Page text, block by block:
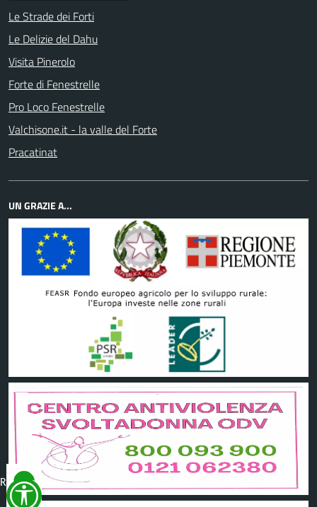
Le Strade dei Forti
Le Delizie del Dahu
Visita Pinerolo
Forte di Fenestrelle
Pro Loco Fenestrelle
Valchisone.it - la valle del Forte
Pracatinat
UN GRAZIE A...
Reimposta
tutto